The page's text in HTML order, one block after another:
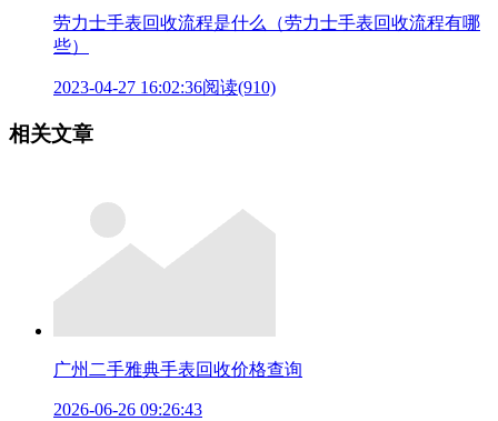
劳力士手表回收流程是什么（劳力士手表回收流程有哪
些）
2023-04-27 16:02:36阅读(910)
相关文章
广州二手雅典手表回收价格查询
2026-06-26 09:26:43